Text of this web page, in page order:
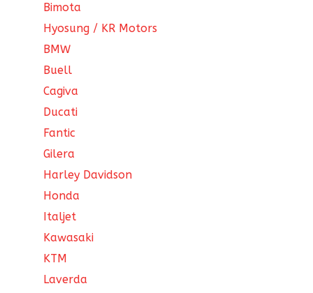
Bimota
Hyosung / KR Motors
BMW
Buell
Cagiva
Ducati
Fantic
Gilera
Harley Davidson
Honda
Italjet
Kawasaki
KTM
Laverda